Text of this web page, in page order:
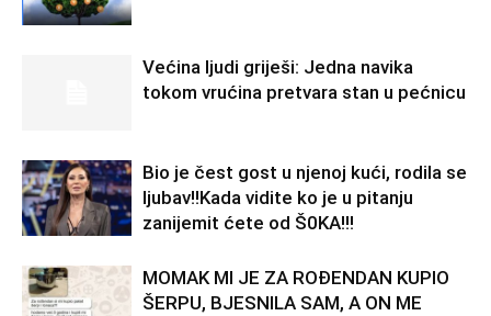
Većina ljudi griješi: Jedna navika
tokom vrućina pretvara stan u pećnicu
Bio je čest gost u njenoj kući, rodila se
ljubav!!Kada vidite ko je u pitanju
zanijemit ćete od Š0KA!!!
MOMAK MI JE ZA ROĐENDAN KUPIO
ŠERPU, BJESNILA SAM, A ON ME